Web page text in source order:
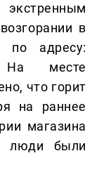
экстренным
в
по адресу:
месте
что горит
на раннее
магазина
люди были